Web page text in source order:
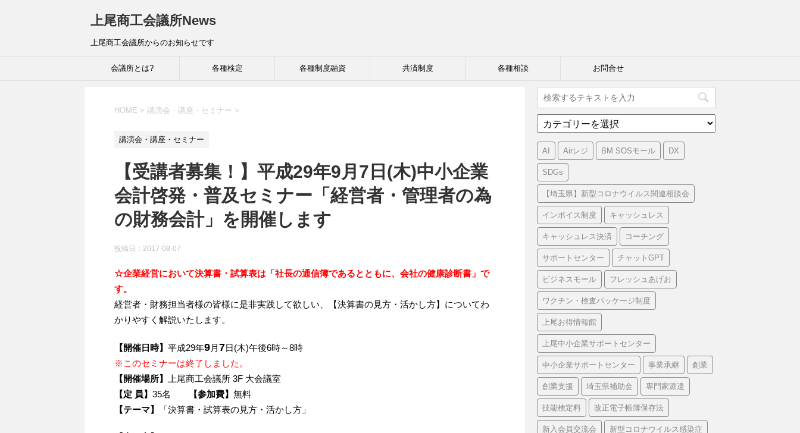
上尾商工会議所News
上尾商工会議所からのお知らせです
会議所とは? 各種検定 各種制度融資 共済制度 各種相談 お問合せ
HOME > 講演会・講座・セミナー >
講演会・講座・セミナー
【受講者募集！】平成29年9月7日(木)中小企業
会計啓発・普及セミナー「経営者・管理者の為
の財務会計」を開催します
投稿日： 2017-08-07
☆企業経営において決算書・試算表は「社長の通信簿であるとともに、会社の健康診断書」で
す。
経営者・財務担当者様の皆様に是非実践して欲しい、【決算書の見方・活かし方】についてわ
かりやすく解説いたします。
【開催日時】 平成29年9月7日(木)午後6時～8時
※このセミナーは終了しました。
【開催場所】
上尾商工会議所 3F 大会議室
【定 員】 35名 【参加費】 無料
【テーマ】
「決算書・試算表の見方・活かし方」
テ
ゴ
リ
ー
AI Airレジ BM SOSモール DX
SDGs
【埼玉県】新型コロナウイルス関連相談会
インボイス制度 キャッシュレス
キャッシュレス決済 コーチング
サポートセンター チャットGPT
ビジネスモール フレッシュあげお
ワクチン・検査パッケージ制度
上尾お得情報館
上尾中小企業サポートセンター
中小企業サポートセンター 事業承継 創業
創業支援 埼玉県補助金 専門家派遣
技能検定料 改正電子帳簿保存法
新入会員交流会 新型コロナウイルス感染症